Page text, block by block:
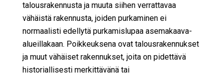
talousrakennusta ja muuta siihen verrattavaa
vähäistä rakennusta, joiden purkaminen ei
normaalisti edellytä purkamislupaa asemakaava-
alueillakaan. Poikkeuksena ovat talousrakennukset
ja muut vähäiset rakennukset, joita on pidettävä
historiallisesti merkittävänä tai